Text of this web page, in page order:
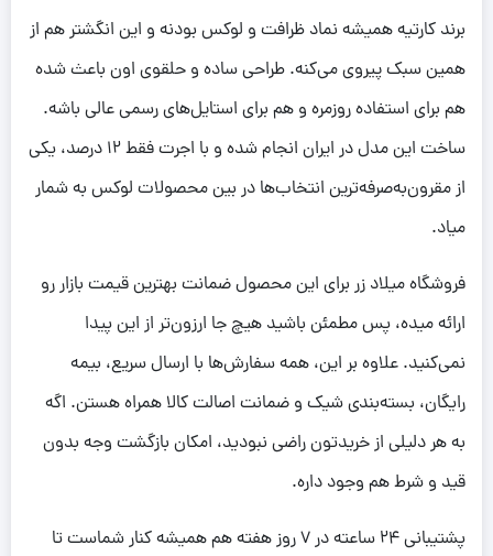
برند کارتیه همیشه نماد ظرافت و لوکس بودنه و این انگشتر هم از
همین سبک پیروی می‌کنه. طراحی ساده و حلقوی اون باعث شده
هم برای استفاده روزمره و هم برای استایل‌های رسمی عالی باشه.
ساخت این مدل در ایران انجام شده و با اجرت فقط 12 درصد، یکی
از مقرون‌به‌صرفه‌ترین انتخاب‌ها در بین محصولات لوکس به شمار
میاد.
فروشگاه میلاد زر برای این محصول ضمانت بهترین قیمت بازار رو
ارائه میده، پس مطمئن باشید هیچ جا ارزون‌تر از این پیدا
نمی‌کنید. علاوه بر این، همه سفارش‌ها با ارسال سریع، بیمه
رایگان، بسته‌بندی شیک و ضمانت اصالت کالا همراه هستن. اگه
به هر دلیلی از خریدتون راضی نبودید، امکان بازگشت وجه بدون
قید و شرط هم وجود داره.
پشتیبانی 24 ساعته در 7 روز هفته هم همیشه کنار شماست تا